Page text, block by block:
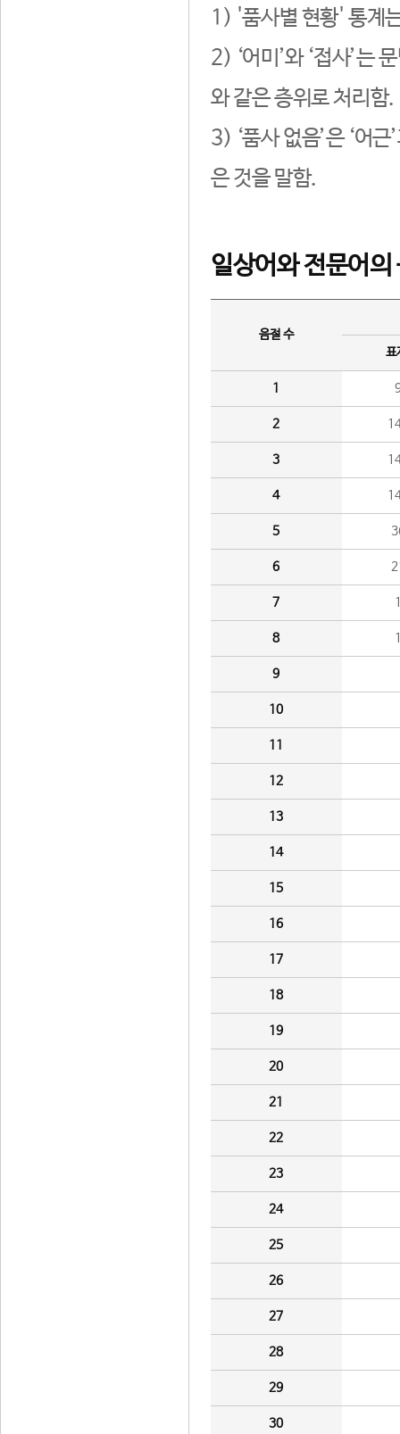
1) '품사별 현황' 통계
2) ‘어미’와 ‘접사’는
와 같은 층위로 처리함.
3) ‘품사 없음’은 ‘어
은 것을 말함.
일상어와 전문어의
음절 수
표
1
2
3
4
5
6
7
8
9
10
11
12
13
14
15
16
17
18
19
20
21
22
23
24
25
26
27
28
29
30